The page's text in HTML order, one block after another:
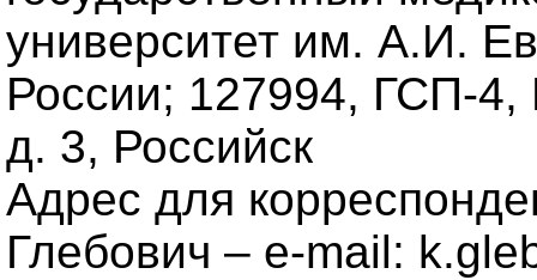
университет им. А.И.
России; 127994, ГСП-4,
д. 3, Российск
Адрес для
Глебович – e-mail: